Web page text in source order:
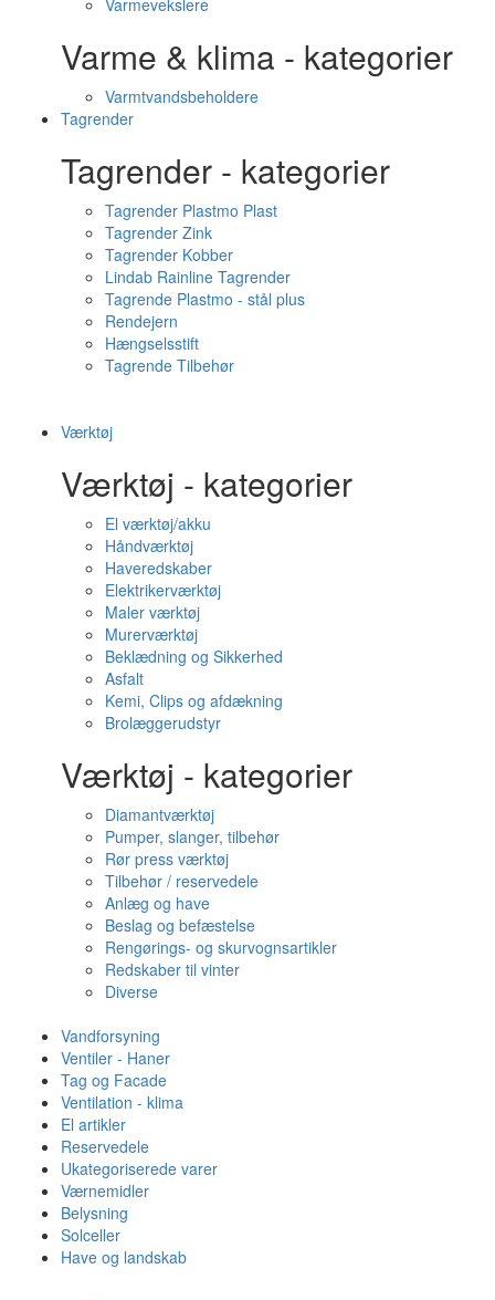
Varmevekslere
Varme & klima - kategorier
Varmtvandsbeholdere
Tagrender
Tagrender - kategorier
Tagrender Plastmo Plast
Tagrender Zink
Tagrender Kobber
Lindab Rainline Tagrender
Tagrende Plastmo - stål plus
Rendejern
Hængselsstift
Tagrende Tilbehør
Værktøj
Værktøj - kategorier
El værktøj/akku
Håndværktøj
Haveredskaber
Elektrikerværktøj
Maler værktøj
Murerværktøj
Beklædning og Sikkerhed
Asfalt
Kemi, Clips og afdækning
Brolæggerudstyr
Værktøj - kategorier
Diamantværktøj
Pumper, slanger, tilbehør
Rør press værktøj
Tilbehør / reservedele
Anlæg og have
Beslag og befæstelse
Rengørings- og skurvognsartikler
Redskaber til vinter
Diverse
Vandforsyning
Ventiler - Haner
Tag og Facade
Ventilation - klima
El artikler
Reservedele
Ukategoriserede varer
Værnemidler
Belysning
Solceller
Have og landskab